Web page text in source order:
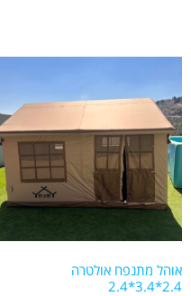
אוהל מתנפח אולטרה
2.4*3.4*2.4